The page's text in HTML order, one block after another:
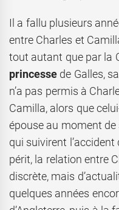
Il a fallu plusieurs
entre Charles et
tout autant que par la
princesse de Galles,
n’a pas permis à
Camilla, alors que
épouse au moment
qui suivirent
périt, la relation entre
discrète, mais
quelques années